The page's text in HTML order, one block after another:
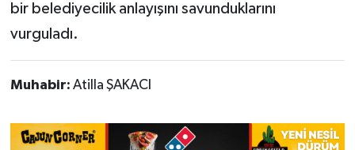
bir belediyecilik anlayışını savunduklarını
vurguladı.
Muhabir: Atilla ŞAKACI